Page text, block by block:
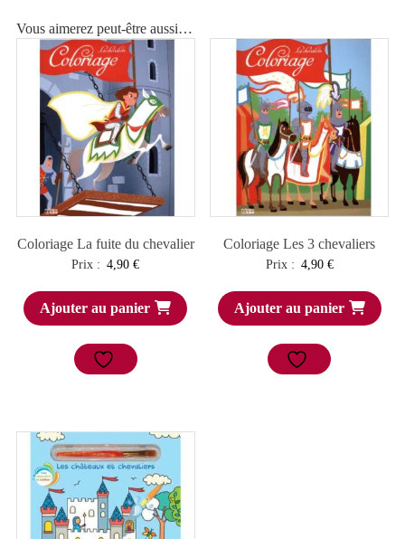
Vous aimerez peut-être aussi…
Coloriage La fuite du chevalier
Prix : 4,90€
Ajouter au panier
Coloriage Les 3 chevaliers
Prix : 4,90 €
Ajouter au panier